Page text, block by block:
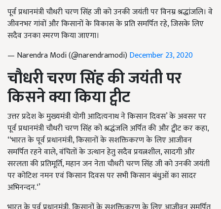
पूर्व प्रधानमंत्री चौधरी चरण सिंह जी को उनकी जयंती पर विनम्र श्रद्धांजलि। वे
जीवनभर गांवों और किसानों के विकास के प्रति समर्पित रहे, जिसके लिए
सदैव उनका स्मरण किया जाएगा।
— Narendra Modi (@narendramodi) December 23, 2020
चौधरी चरण सिंह की जयंती पर
किसने क्याकिया ट्वीट
उत्तर प्रदेश के मुख्यमंत्री योगी आदित्यनाथ ने किसान दिवस’ के अवसर पर
पूर्व प्रधानमंत्री चौधरी चरण सिंह को श्रद्धंजलि अर्पित की और ट्वीट कर कहा,
‘‘भारत के पूर्व प्रधानमंत्री, किसानों के सशक्तिकरण के लिए आजीवन
समर्पित रहने वाले, वंचितों के उत्थान हेतु सदैव प्रयत्नशील, सादगी और
सरलता की प्रतिमूर्ति, महान जन नेता चौधरी चरण सिंह जी को उनकी जयंती
पर कोटिशः नमन एवं किसान दिवस पर सभी किसान बंधुओं का सादर
अभिनन्दन.‘’